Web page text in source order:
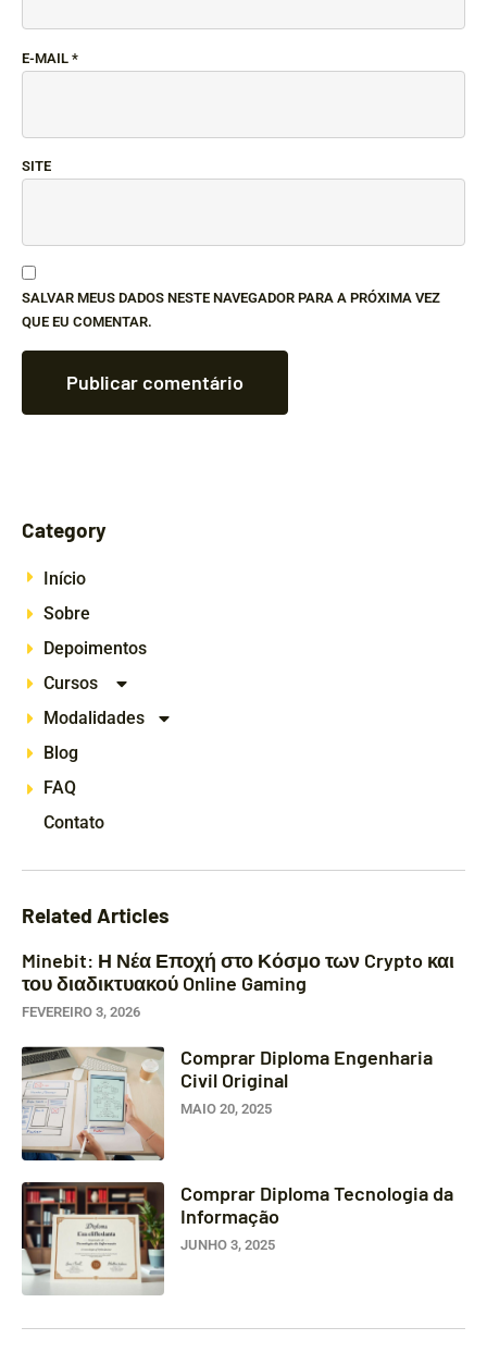
E-MAIL *
SITE
SALVAR MEUS DADOS NESTE NAVEGADOR PARA A PRÓXIMA VEZ
QUE EU COMENTAR.
Category
Início
Sobre
Depoimentos
Cursos
Modalidades
Blog
FAQ
Contato
Related Articles
Minebit: Η Νέα Εποχή στο Κόσμο των Crypto και
του διαδικτυακού Online Gaming
FEVEREIRO 3, 2026
Comprar Diploma Engenharia
Civil Original
MAIO 20, 2025
Comprar Diploma Tecnologia da
Informação
JUNHO 3, 2025